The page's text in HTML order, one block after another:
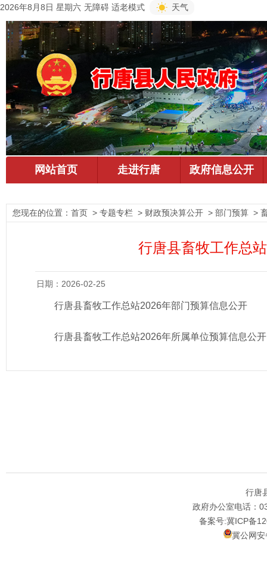
2026年8月8日 星期六 无障碍 适老模式 天气
您现在的位置： 首页 > 专题专栏 > 财政预决算公开 > 部门预算 >
行唐县畜牧工作总
日期：2026-02-25
行唐县畜牧工作总站2026年部门预算信息公开
行唐县畜牧工作总站2026年所属单位预算信息公开